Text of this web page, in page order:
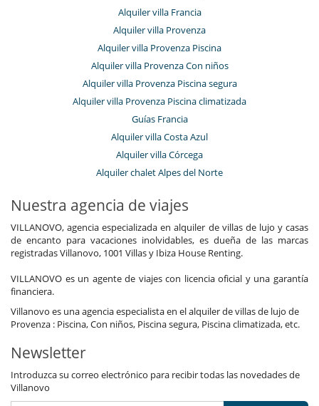
Alquiler villa Francia
Alquiler villa Provenza
Alquiler villa Provenza Piscina
Alquiler villa Provenza Con niños
Alquiler villa Provenza Piscina segura
Alquiler villa Provenza Piscina climatizada
Guías Francia
Alquiler villa Costa Azul
Alquiler villa Córcega
Alquiler chalet Alpes del Norte
Nuestra agencia de viajes
VILLANOVO, agencia especializada en alquiler de villas de lujo y casas
de encanto para vacaciones inolvidables, es dueña de las marcas
registradas Villanovo, 1001 Villas y Ibiza House Renting.
VILLANOVO es un agente de viajes con licencia oficial y una garantía
financiera.
Villanovo es una agencia especialista en el alquiler de villas de lujo de
Provenza : Piscina, Con niños, Piscina segura, Piscina climatizada, etc.
Newsletter
Introduzca su correo electrónico para recibir todas las novedades de
Villanovo